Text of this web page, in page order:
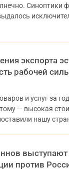
Синоптики
экспорта
рабочей
и услуг за
— высокая
нашу
выступают
против